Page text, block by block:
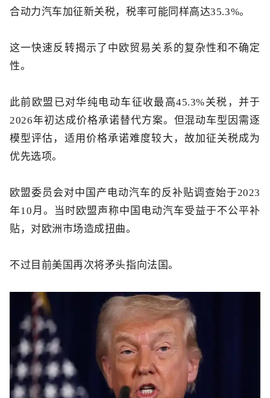
合动力汽车加征新关税，税率可能同样高达35.3%。
这一快速反转揭示了中欧贸易关系的复杂性和不确定
性。
此前欧盟已对华纯电动车征收最高45.3%关税，并于
2026年初达成价格承诺替代方案。但混动车型因需逐
模型评估，适用价格承诺难度较大，故加征关税成为
优先选项。
欧盟委员会对中国产电动汽车的反补贴调查始于2023
年10月。
当时欧盟声称中国电动汽车受益于不公平补
贴，对欧洲市场造成扭曲。
不过目前美国再次将矛头指向法国。